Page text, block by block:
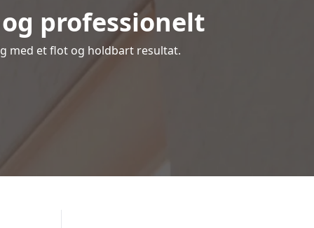
professionelt
med et flot og holdbart resultat.